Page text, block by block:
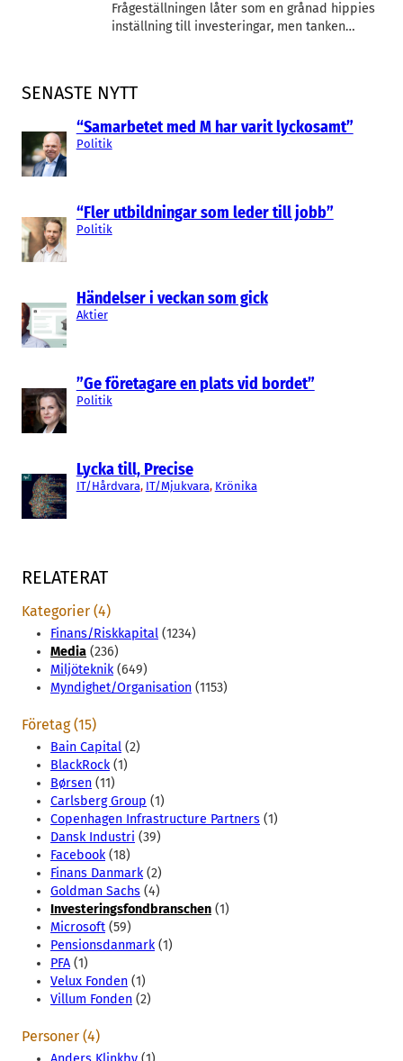
SENASTE NYTT
“Samarbetet med M har varit lyckosamt”
Politik
“Fler utbildningar som leder till jobb”
Politik
Händelser i veckan som gick
Aktier
”Ge företagare en plats vid bordet”
Politik
Lycka till, Precise
IT/Hårdvara, IT/Mjukvara, Krönika
Frågeställningen låter som en grånad hippies
inställning till investeringar, men tanken…
RELATERAT
Kategorier (4)
Finans/Riskkapital (1234)
Media (236)
Miljöteknik(649)
Myndighet/Organisation (1153)
Företag (15)
Bain Capital (2)
BlackRock(1)
Børsen (11)
Carlsberg Group (1)
Copenhagen Infrastructure Partners (1)
Dansk Industri (39)
Facebook(18)
Finans Danmark(2)
Goldman Sachs (4)
Investeringsfondbranschen (1)
Microsoft (59)
Pensionsdanmark(1)
PFA (1)
Velux Fonden (1)
Villum Fonden (2)
Personer (4)